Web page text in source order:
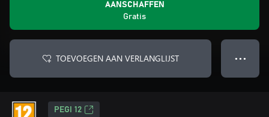
AANSCHAFFEN
Gratis
TOEVOEGEN AAN VERLANGLIJST ● ● ●
PEGI 12